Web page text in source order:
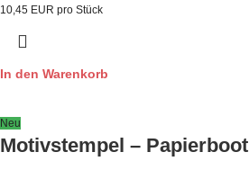
10,45 EUR pro Stück
In den Warenkorb
Neu
Motivstempel – Papierboot